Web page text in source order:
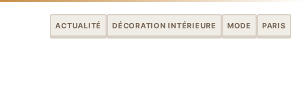
ACTUALITÉ DÉCORATION INTÉRIEURE MODE PARIS